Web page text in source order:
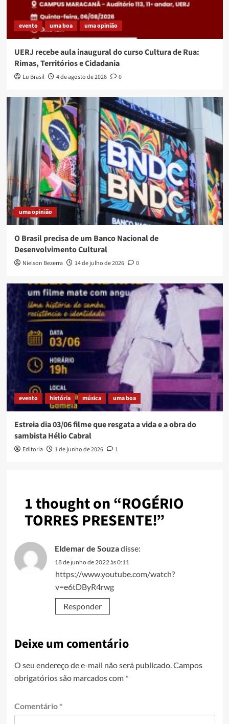
evento uma boa uma opinião
UERJ recebe aula inaugural do curso Cultura de Rua:
Rimas, Territórios e Cidadania
Lu Brasil 4 de agosto de 2026 0
uma opinião
O Brasil precisa de um Banco Nacional de
Desenvolvimento Cultural
Nielson Bezerra 14 de julho de 2026 0
evento história música uma boa
Estreia dia 03/06 filme que resgata a vida e a obra do
sambista Hélio Cabral
Editoria 1 de junho de 2026 1
1 thought on “ROGÉRIO
TORRES PRESENTE!”
Eldemar de Souzadisse:
18 de junho de 2022 às 0:11
https://www.youtube.com/watch?
v=e6tDByR4rwg
Responder
Deixe um comentário
O seu endereço de e-mail não será publicado.Campos
obrigatórios são marcados com *
Comentário *